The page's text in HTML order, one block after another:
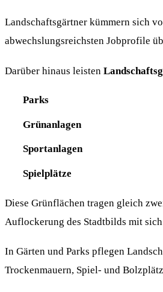
Landschaftsgärtner kümmern sich
abwechslungsreichsten Jobprofile
Darüber hinaus leisten
Parks
Grünanlagen
Sportanlagen
Spielplätze
Diese Grünflächen tragen gleich
Auflockerung des Stadtbilds mit
In Gärten und Parks pflegen
Trockenmauern, Spiel- und